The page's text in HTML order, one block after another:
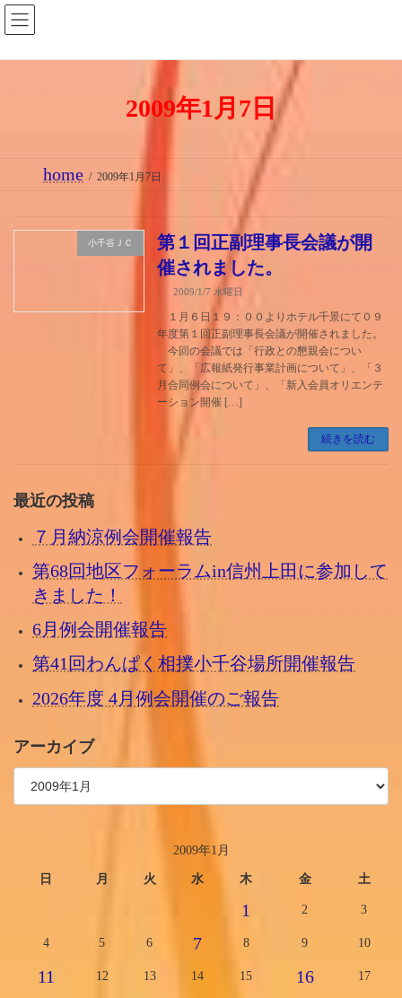
コ
ン
テ
プ
ナ
ビ
ゲ
動
2009年1月7日
home 2009年1月7日
小千谷ＪＣ
第１回正副理事長会議が開
催されました。
2009/1/7 水曜日
１月６日１９：００よりホテル千景にて０９
年度第１回正副理事長会議が開催されました。
今回の会議では「行政との懇親会につい
て」、「広報紙発行事業計画について」、「３
月合同例会について」、「新入会員オリエンテ
ーション開催 […]
続きを読む
最近の投稿
７月納涼例会開催報告
第68回地区フォーラムin信州上田に参加して
きました！
6月例会開催報告
第41回わんぱく相撲小千谷場所開催報告
2026年度 4月例会開催のご報告
アーカイブ
2009年1月
日 月 火 水 木 金 土
1 2 3
4 5 6 7 8 9 10
11 12 13 14 15 16 17